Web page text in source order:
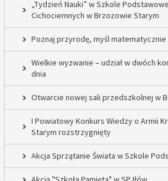
„Tydzień Nauki” w Szkole
Cichociemnych w Brzozowie Starym
Poznaj przyrodę, myśl matematycznie
Wielkie wyzwanie – udział w dwóch
dnia
Otwarcie nowej sali przedszkolnej w
I Powiatowy Konkurs Wiedzy o Armii
Starym rozstrzygnięty
Akcja Sprzątanie Świata w Szkole